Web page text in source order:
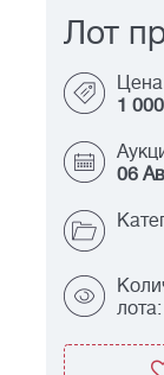
Лот
1 000
06
лота: